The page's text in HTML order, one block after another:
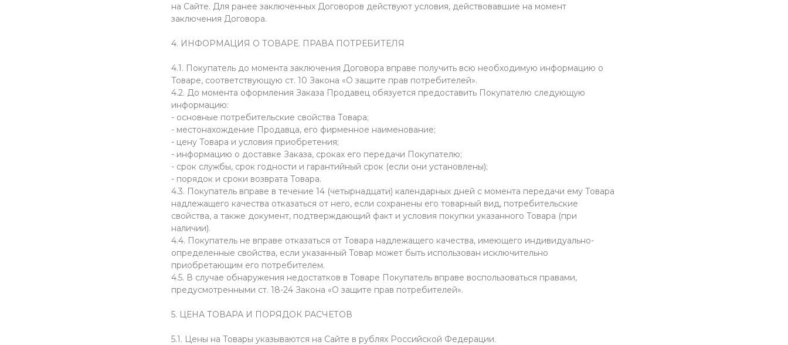
на Сайте. Для ранее заключенных Договоров действуют условия, действовавшие на момент
заключения Договора.
4. ИНФОРМАЦИЯ О ТОВАРЕ. ПРАВА ПОТРЕБИТЕЛЯ
4.1. Покупатель до момента заключения Договора вправе получить всю необходимую информацию о
Товаре, соответствующую ст. 10 Закона «О защите прав потребителей».
4.2. До момента оформления Заказа Продавец обязуется предоставить Покупателю следующую
информацию:
- основные потребительские свойства Товара;
- местонахождение Продавца, его фирменное наименование;
- цену Товара и условия приобретения;
- информацию о доставке Заказа, сроках его передачи Покупателю;
- срок службы, срок годности и гарантийный срок (если они установлены);
- порядок и сроки возврата Товара.
4.3. Покупатель вправе в течение 14 (четырнадцати) календарных дней с момента передачи ему Товара
надлежащего качества отказаться от него, если сохранены его товарный вид, потребительские
свойства, а также документ, подтверждающий факт и условия покупки указанного Товара (при
наличии).
4.4. Покупатель не вправе отказаться от Товара надлежащего качества, имеющего индивидуально-
определенные свойства, если указанный Товар может быть использован исключительно
приобретающим его потребителем.
4.5. В случае обнаружения недостатков в Товаре Покупатель вправе воспользоваться правами,
предусмотренными ст. 18-24 Закона «О защите прав потребителей».
5. ЦЕНА ТОВАРА И ПОРЯДОК РАСЧЕТОВ
5.1. Цены на Товары указываются на Сайте в рублях Российской Федерации.